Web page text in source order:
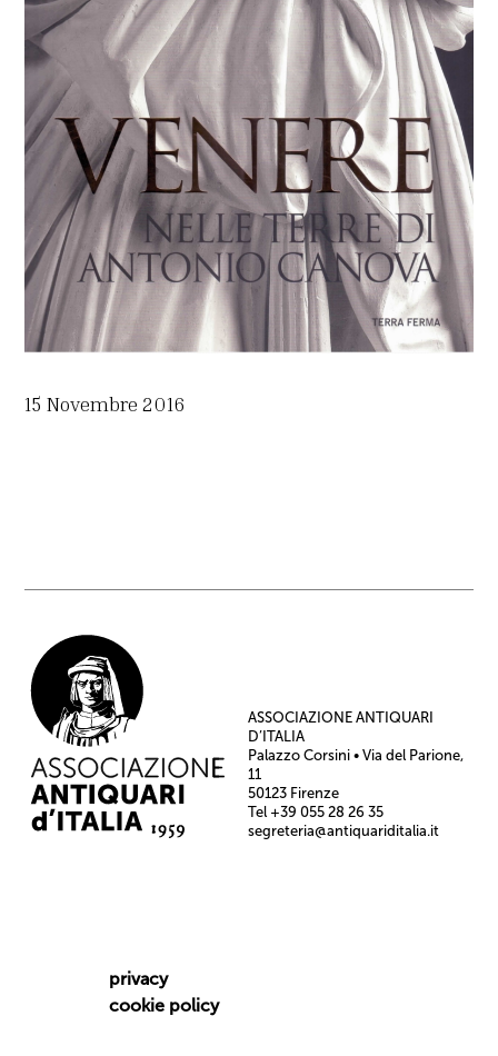
15 Novembre 2016
ASSOCIAZIONE ANTIQUARI
D’ITALIA
Palazzo Corsini • Via del Parione,
11
50123 Firenze
Tel +39 055 28 26 35
segreteria@antiquariditalia.it
privacy
cookie policy